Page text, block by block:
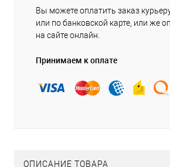
Вы можете оплатить заказ
или по банковской карте, или же
на сайте онлайн.
Принимаем к оплате
ОПИСАНИЕ ТОВАРА